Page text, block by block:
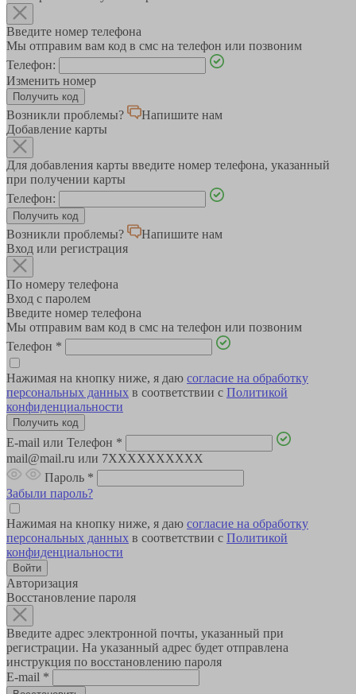
Введите номер телефона
Мы отправим вам код в смс на телефон или позвоним
Телефон:
Изменить номер
Возникли проблемы?
Напишите нам
Добавление карты
Для добавления карты введите номер телефона, указанный
при получении карты
Телефон:
Возникли проблемы?
Напишите нам
Вход или регистрация
По номеру телефона
Вход с паролем
Введите номер телефона
Мы отправим вам код в смс на телефон или позвоним
Телефон *
Нажимая на кнопку ниже, я даю согласие на обработку
персональных данных в соответствии с Политикой
конфиденциальности
E-mail или Телефон *
mail@mail.ru или 7XXXXXXXXXX
Пароль *
Забыли пароль?
Нажимая на кнопку ниже, я даю согласие на обработку
персональных данных в соответствии с Политикой
конфиденциальности
Авторизация
Восстановление пароля
Введите адрес электронной почты, указанный при
регистрации. На указанный адрес будет отправлена
инструкция по восстановлению пароля
E-mail *